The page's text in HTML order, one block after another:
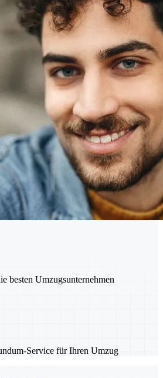
besten Umzugsunternehmen
Service für Ihren Umzug